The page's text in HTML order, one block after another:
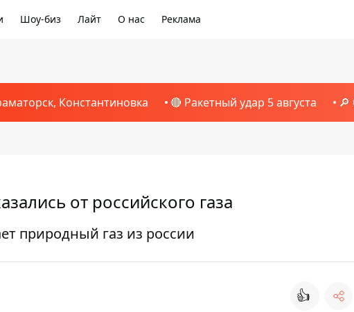
Шоу-биз Лайт О нас Реклама
Константиновка 🔴 Ракетный удар 5 августа
от российского газа
природный газ из россии
👍